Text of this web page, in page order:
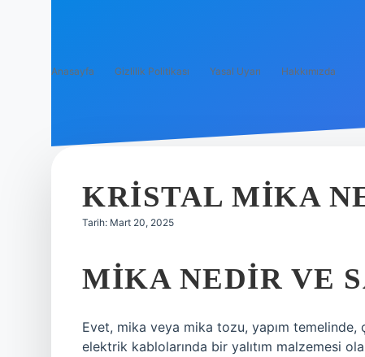
Anasayfa Gizlilik Politikası Yasal Uyarı Hakkımızda
KRISTAL MIKA
Tarih: Mart 20, 2025
MIKA NEDIR VE
Evet, mika veya mika tozu, yapım
elektrik kablolarında bir yalıtım malzemesi